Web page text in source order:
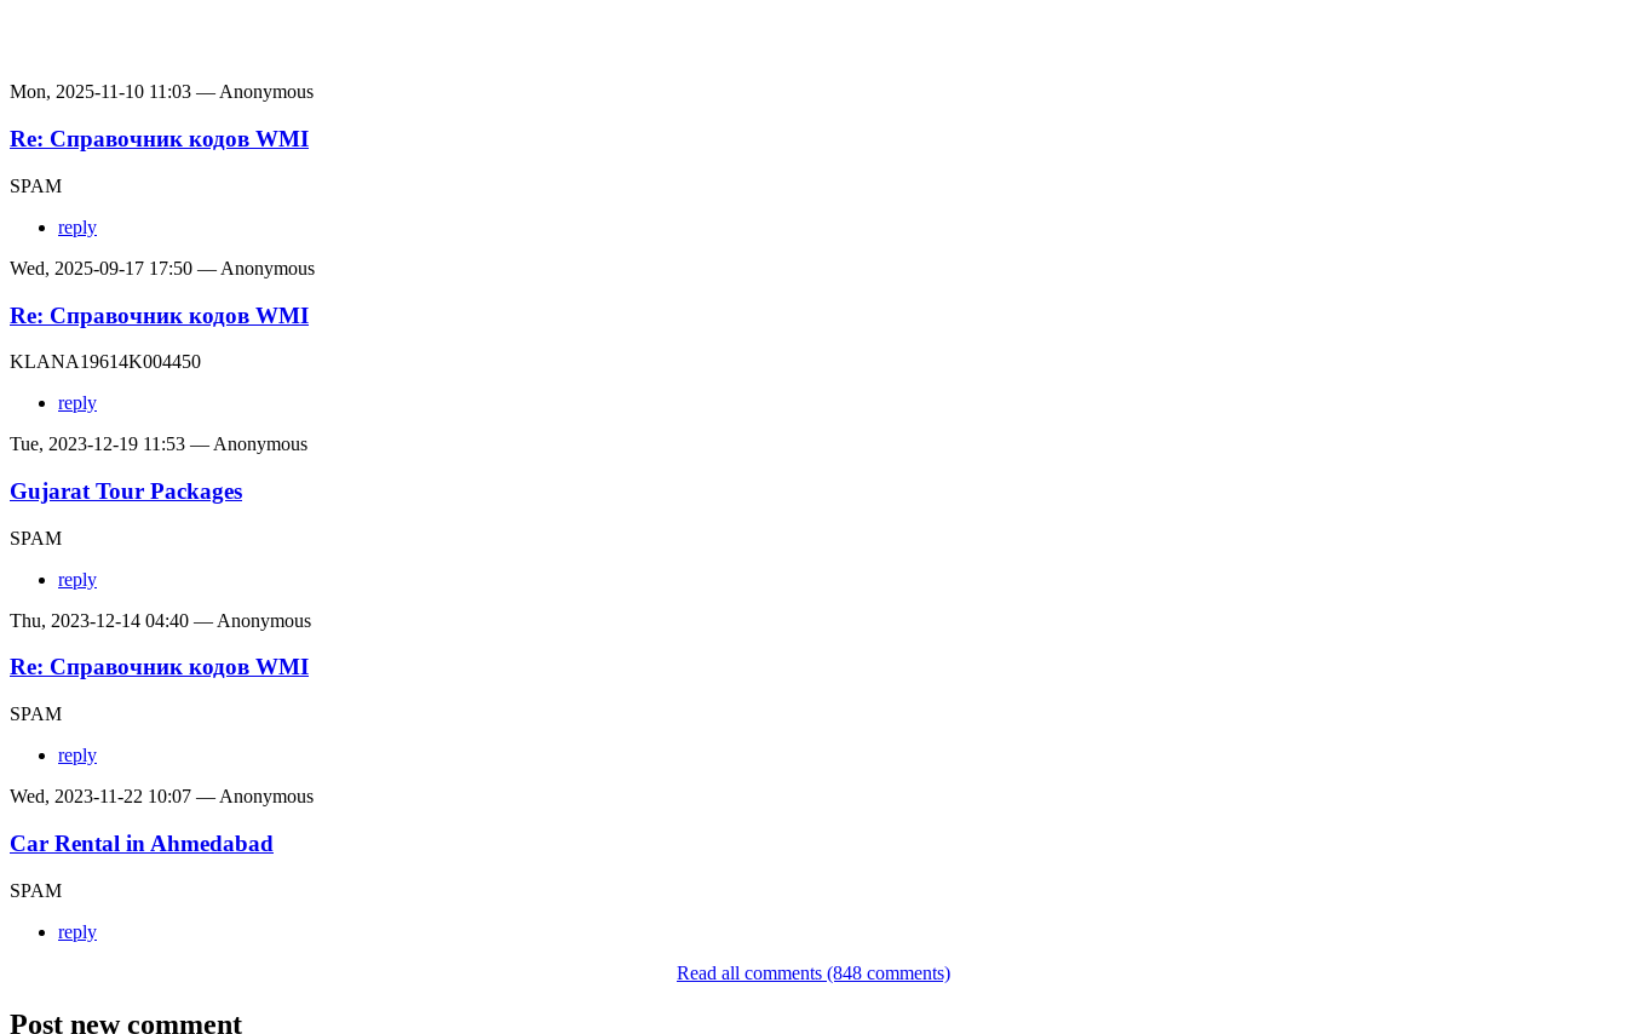
Mon, 2025-11-10 11:03 — Anonymous
Re: Справочник кодов WMI
SPAM
reply
Wed, 2025-09-17 17:50 — Anonymous
Re: Справочник кодов WMI
KLANA19614K004450
reply
Tue, 2023-12-19 11:53 — Anonymous
Gujarat Tour Packages
SPAM
reply
Thu, 2023-12-14 04:40 — Anonymous
Re: Справочник кодов WMI
SPAM
reply
Wed, 2023-11-22 10:07 — Anonymous
Car Rental in Ahmedabad
SPAM
reply
Read all comments (848 comments)
Post new comment